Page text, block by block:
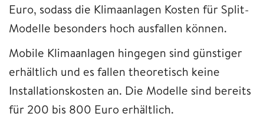
Euro, sodass die Klimaanlagen Kosten für Split-
Modelle besonders hoch ausfallen können.
Mobile Klimaanlagen hingegen sind günstiger
erhältlich und es fallen theoretisch keine
Installationskosten an. Die Modelle sind bereits
für 200 bis 800 Euro erhältlich.